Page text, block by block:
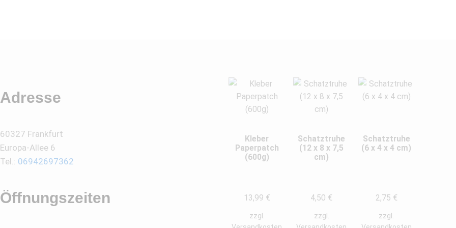
Adresse
60327 Frankfurt
Europa-Allee 6
Tel.: 06942697362
Öffnungszeiten
Kleber
Paperpatch
(600g)
13,99 €
zzgl.
Schatztruhe
(12 x 8 x 7,5
cm)
4,50 €
zzgl.
Schatztruhe
(6 x 4 x 4 cm)
2,75 €
zzgl.